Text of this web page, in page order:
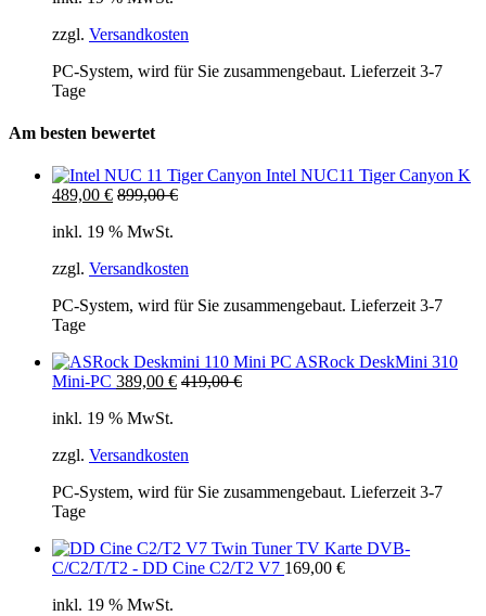
zzgl. Versandkosten
PC-System, wird für Sie zusammengebaut. Lieferzeit 3-7
Tage
Am besten bewertet
Intel NUC11 Tiger Canyon K
489,00 € 899,00€
inkl. 19 % MwSt.
zzgl. Versandkosten
PC-System, wird für Sie zusammengebaut. Lieferzeit 3-7
Tage
ASRock DeskMini 310
Mini-PC 389,00 € 419,00€
inkl. 19 % MwSt.
zzgl. Versandkosten
PC-System, wird für Sie zusammengebaut. Lieferzeit 3-7
Tage
Twin Tuner TV Karte DVB-
C/C2/T/T2 - DD Cine C2/T2 V7 169,00 €
inkl. 19 % MwSt.